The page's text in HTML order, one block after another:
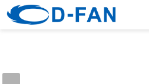
法国vs挪威